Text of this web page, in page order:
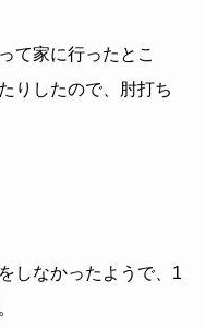
て家に行ったとこ
りしたので、肘打ち
しなかったようで、1